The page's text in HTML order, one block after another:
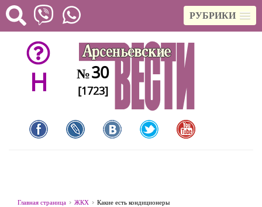
РУБРИКИ
H №30
[1723]
Главная страница ЖКХ Какие есть кондиционеры